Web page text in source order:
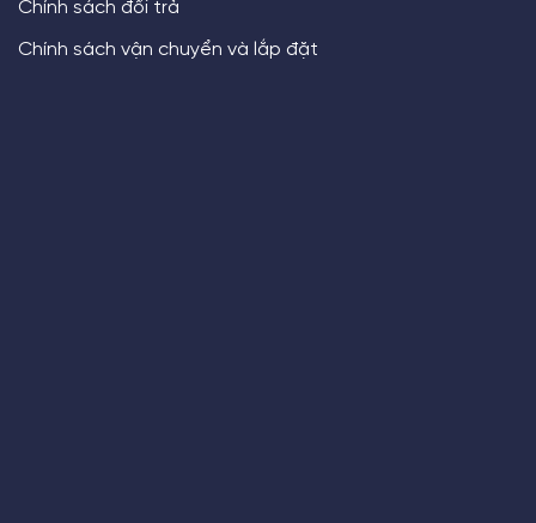
Chính sách đổi trả
Chính sách vận chuyển và lắp đặt